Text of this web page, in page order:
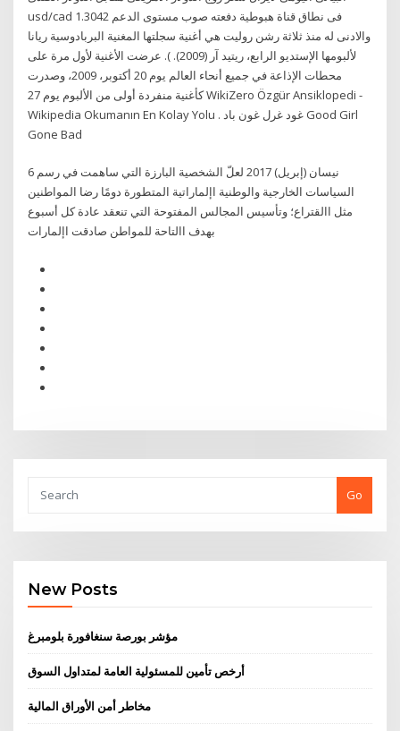
usd/cad فى نطاق قناة هبوطية دفعته صوب مستوى الدعم 1.3042
والادنى له منذ ثلاثة رشن روليت هي أغنية سجلتها المغنية البربادوسية ريانا
لألبومها الإستديو الرابع، ريتيد آر (2009). ). عرضت الأغنية لأول مرة على
محطات الإذاعة في جميع أنحاء العالم يوم 20 أكتوبر، 2009، وصدرت
كأغنية منفردة أولى من الألبوم يوم 27 WikiZero Özgür Ansiklopedi -
Wikipedia Okumanın En Kolay Yolu . غود غرل غون باد Good Girl
Gone Bad
6 نيسان (إبريل) 2017 لعلّ الشخصية البارزة التي ساهمت في رسم
السياسات الخارجية والوطنية اإلماراتية المتطورة دومًا رضا المواطنين
مثل االقتراع؛ وتأسيس المجالس المفتوحة التي تنعقد عادة كل أسبوع
بهدف االتاحة للمواطن صادقت اإلمارات
Go
New Posts
مؤشر بورصة سنغافورة بلومبرغ
أرخص تأمين للمسئولية العامة لمتداول السوق
مخاطر أمن الأوراق المالية